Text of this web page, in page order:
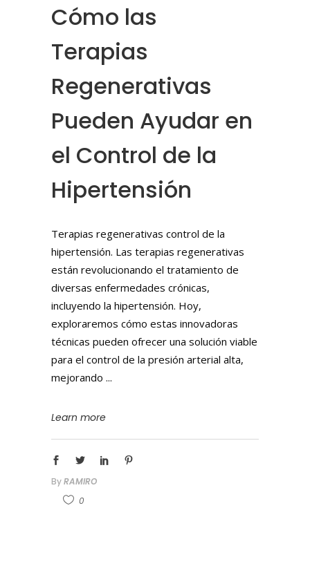
Cómo las
Terapias
Regenerativas
Pueden Ayudar en
el Control de la
Hipertensión
Terapias regenerativas control de la
hipertensión. Las terapias regenerativas
están revolucionando el tratamiento de
diversas enfermedades crónicas,
incluyendo la hipertensión. Hoy,
exploraremos cómo estas innovadoras
técnicas pueden ofrecer una solución viable
para el control de la presión arterial alta,
mejorando
Learn more
ByRAMIRO
0